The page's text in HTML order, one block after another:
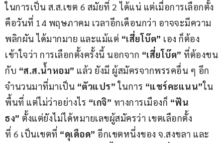
ในการเป็น ส.ส.เขต 6 สมัยที่ 2 ได้แน่ แต่เมื่อการเลือกตั้ง
คือวันที่ 14 พฤษภาคม เวลาอีกเดือนกว่า อาจจะมีความ
พลิกผัน ได้มากมาย และแม้แต่ “เสี่ยโบ๊ต” เอง ก็ต้อง
เข้าใจว่า การเลือกตั้งครั้งนี้ นอกจาก “เสี่ยโบ๊ต” ที่ต้องชน
กับ “ส.ส.น้ำหอม” แล้ว ยังมี ผู้สมัครจากพรรคอื่น ๆ อีก
จำนวนมาที่มาเป็น “ตัวแปร” ในการ “แชร์คะแนน”ใน
พื้นที่ แต่ไม่ว่าอย่างไร “เกจิ” ทางการเมืองก็ “ฟัน
ธง” ตั้งแต่ยังไม่ได้หมายเลขผู้สมัครว่า เขตเลือกตั้ง
ที่ 6 เป็นเขตที่ “ดุเดือด” อีกเขตหนึ่งของ จ.สงขลา และ